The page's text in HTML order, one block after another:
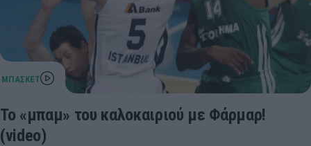
Το «μπαμ» του καλοκαιριού με Φάρμαρ!
(video)